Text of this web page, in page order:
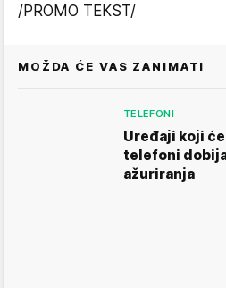
/PROMO TEKST/
MOŽDA ĆE VAS ZANIMATI
TELEFONI
Uređaji koji
telefoni
ažuriranja